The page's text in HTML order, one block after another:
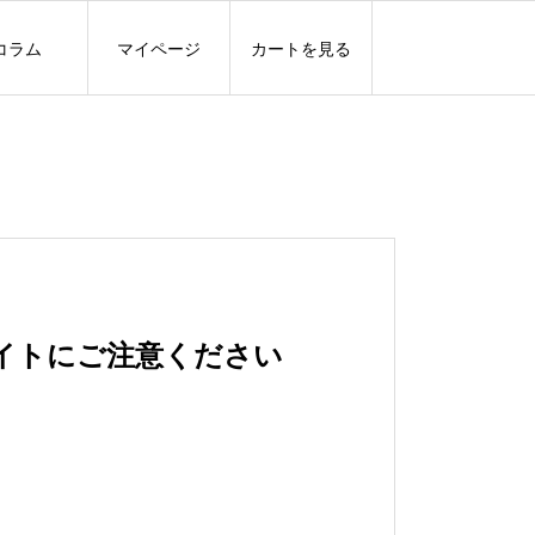
ラム マイページ カートを見る
トにご注意ください